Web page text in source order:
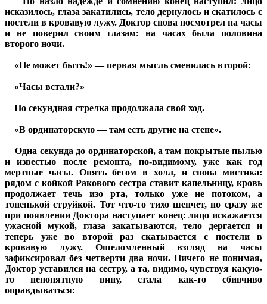
исказилось, глаза закатились, тело дернулось и скатилось с
постели в кровавую лужу. Доктор снова посмотрел на часы
и не поверил своим глазам: на часах была половина
второго ночи.
«Не может быть!» — первая мысль сменилась второй:
«Часы встали?»
Но секундная стрелка продолжала свой ход.
«В ординаторскую — там есть другие на стене».
Одна секунда до ординаторской, а там покрытые пылью
и известью после ремонта, по-видимому, уже как год
мертвые часы. Опять бегом в холл, и снова мистика:
рядом с койкой Ракового сестра ставит капельницу, кровь
продолжает течь изо рта, только уже не потоком, а
тоненькой струйкой. Тот что-то тихо шепчет, но сразу же
при появлении Доктора наступает конец: лицо искажается
ужасной мукой, глаза закатываются, тело дергается и
теперь уже во второй раз скатывается с постели в
кровавую лужу. Ошеломленный взгляд на часы
зафиксировал без четверти два ночи. Ничего не понимая,
Доктор уставился на сестру, а та, видимо, чувствуя какую-
то непонятную вину, стала как-то сбивчиво
оправдываться: